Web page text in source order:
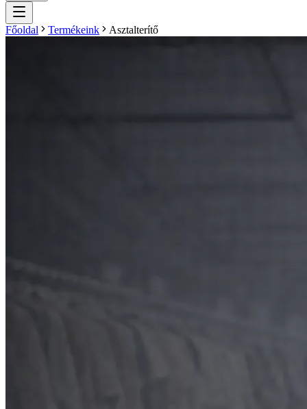
Főoldal Termékeink Asztalterítő